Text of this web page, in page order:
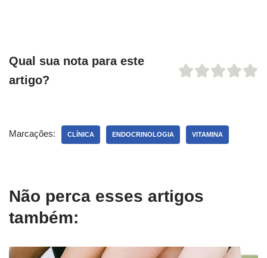
Qual sua nota para este
artigo?
Marcações: CLÍNICA ENDOCRINOLOGIA VITAMINA
Não perca esses artigos
também: